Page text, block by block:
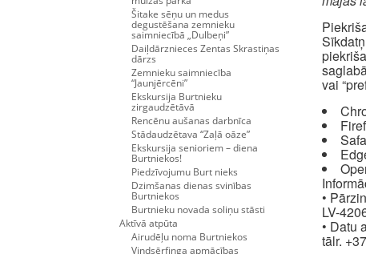
Šitake sēņu un medus
degustēšana zemnieku
saimniecībā „Dulbeņi”
Daiļdārznieces Zentas Skrastiņas
dārzs
Zemnieku saimniecība
“Jaunjērcēni”
Ekskursija Burtnieku
zirgaudzētāvā
Rencēnu aušanas darbnīca
Stādaudzētava “Zaļā oāze”
Ekskursija senioriem – diena
Burtniekos!
Piedzīvojumu Burt nieks
Dzimšanas dienas svinības
Burtniekos
Burtnieku novada soliņu stāsti
Aktīvā atpūta
Airudēļu noma Burtniekos
Vindsērfinga apmācības
vai
•
LV-
• Datu
tālr.